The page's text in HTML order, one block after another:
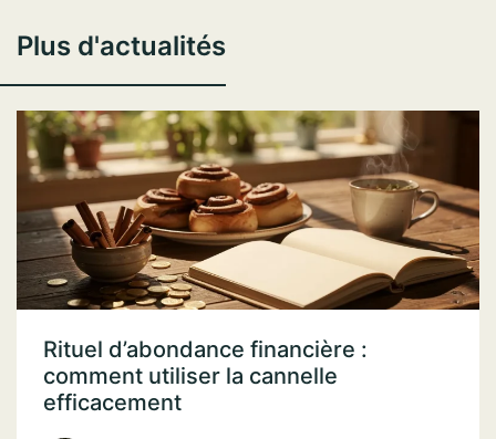
Plus d'actualités
Rituel d’abondance financière :
comment utiliser la cannelle
efficacement